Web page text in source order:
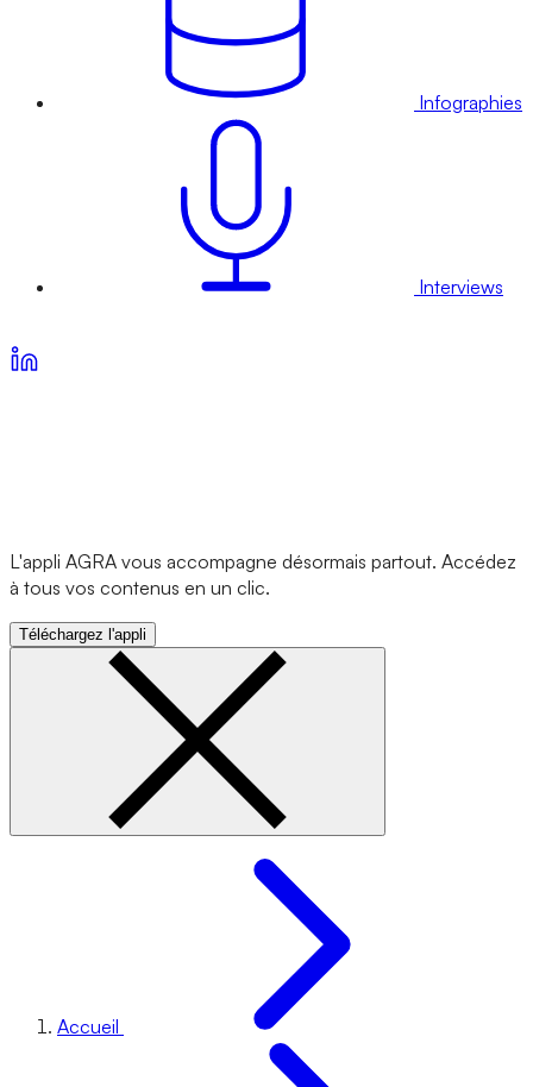
Infographies
Interviews
L'appli AGRA vous accompagne désormais partout. Accédez
à tous vos contenus en un clic.
Téléchargez l'appli
Accueil